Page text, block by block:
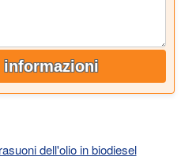
dell'olio in biodiesel